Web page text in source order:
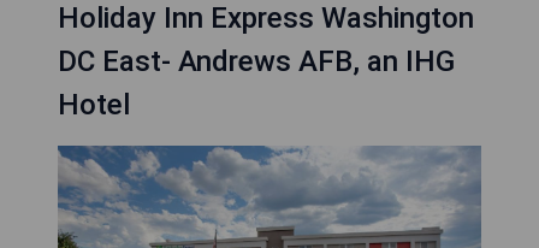
Holiday Inn Express Washington
DC East- Andrews AFB, an IHG
Hotel